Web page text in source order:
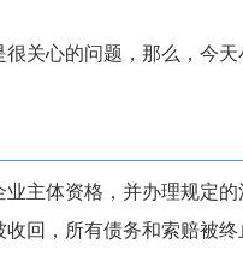
很关心的问题，那么，今
主体资格，并办理规定
回，所有债务和索赔被